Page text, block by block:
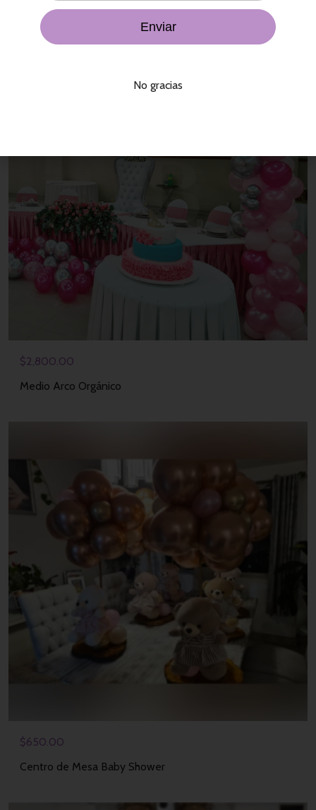
Sugerencias de Compra
$2,800.00
Medio Arco Orgánico
$650.00
Centro de Mesa Baby Shower
No gracias